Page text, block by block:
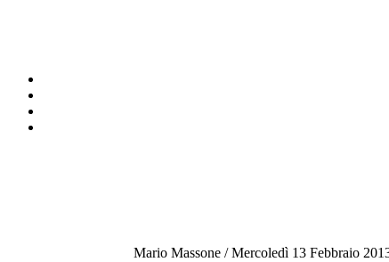
Mario Massone /Mercoledì 13 Febbraio